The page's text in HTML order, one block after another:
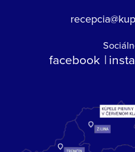
facebook